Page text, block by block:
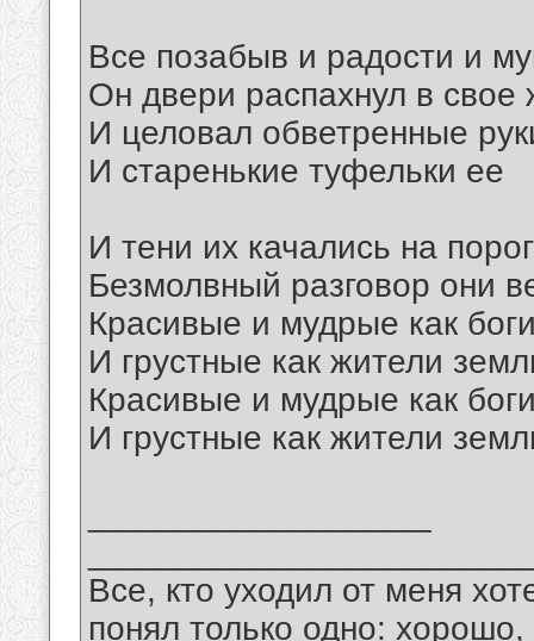
Все позабыв и радости и
Он двери распахнул в свое
И целовал обветренные
И старенькие туфельки ее
И тени их качались на
Безмолвный разговор они
Красивые и мудрые как
И грустные как жители
Красивые и мудрые как
И грустные как жители
Все, кто уходил от меня
понял только одно: